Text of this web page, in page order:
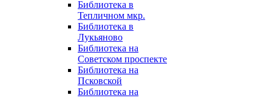
Библиотека в
Тепличном мкр.
Библиотека в
Лукьяново
Библиотека на
Советском проспекте
Библиотека на
Псковской
Библиотека на